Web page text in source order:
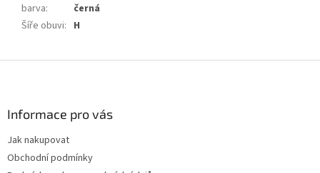
barva:
černá
Šíře obuvi: H
Informace pro vás
Jak nakupovat
Obchodní podmínky